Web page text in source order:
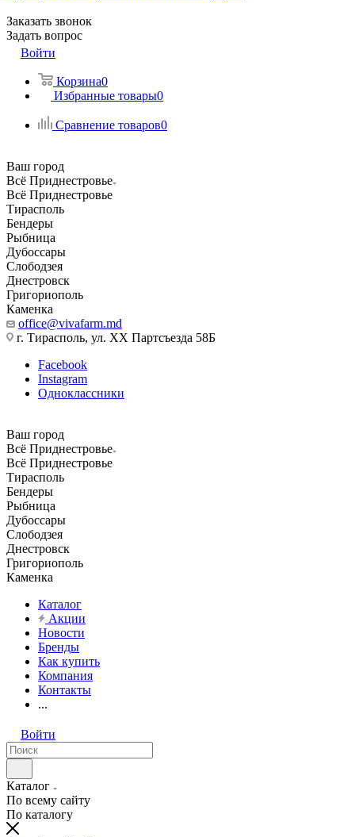
Заказать звонок
Задать вопрос
Войти
Корзина0
Избранные товары0
Сравнение товаров0
Ваш город
Всё Приднестровье
Всё Приднестровье
Тирасполь
Бендеры
Рыбница
Дубоссары
Слободзея
Днестровск
Григориополь
Каменка
office@vivafarm.md
г. Тирасполь, ул. ХХ Партсъезда 58Б
Facebook
Instagram
Одноклассники
Ваш город
Всё Приднестровье
Всё Приднестровье
Тирасполь
Бендеры
Рыбница
Дубоссары
Слободзея
Днестровск
Григориополь
Каменка
Каталог
Акции
Новости
Бренды
Как купить
Компания
Контакты
...
Войти
Каталог
По всему сайту
По каталогу